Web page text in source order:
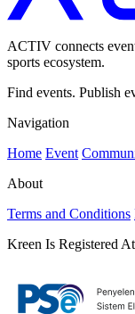
ACTIV connects
sports ecosystem.
Find events. Publish
Navigation
Home Event
About
Terms and Conditions
Kreen Is Registered At